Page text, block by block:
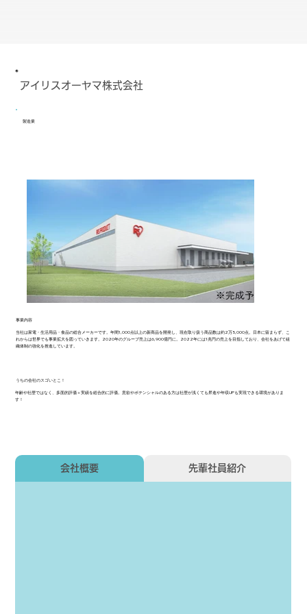
事業内容
当社は家電・生活用品・食品の総合メーカーです。年間1,000点以上の新商品を開発し、現在取り扱う商品数は約2万5,000点。日本に留まらず、こ
れからは世界でも事業拡大を図っていきます。2020年のグループ売上は6,900億円に。2022年には1兆円の売上を目指しており、会社をあげて組
織体制の強化を推進しています。
うちの会社のスゴいとこ！
年齢や社歴ではなく、多面的評価＋実績を総合的に評価。意欲やポテンシャルのある方は社歴が浅くても昇進や年収UPも実現できる環境がありま
す！
会社概要 先輩社員紹介
アイリスオーヤマ株式会社
製造業